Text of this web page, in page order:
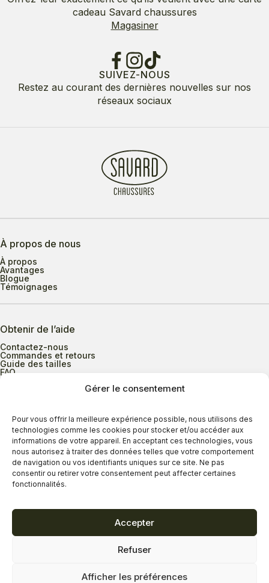
Gérer le consentement
Pour vous offrir la meilleure expérience possible, nous utilisons des
technologies comme les cookies pour stocker et/ou accéder aux
informations de votre appareil. En acceptant ces technologies, vous
nous autorisez à traiter des données telles que votre comportement
de navigation ou vos identifiants uniques sur ce site. Ne pas
consentir ou retirer votre consentement peut affecter certaines
fonctionnalités.
Accepter
Refuser
Afficher les préférences
cadeau Savard chaussures
Magasiner
SUIVEZ-NOUS
Restez au courant des dernières nouvelles sur nos
réseaux sociaux
À propos de nous
À propos
Avantages
Blogue
Témoignages
Obtenir de l’aide
Contactez-nous
Commandes et retours
Guide des tailles
FAQ
Heures d’ouverture
Lundi au mercredi
9h00 à 17h30
Jeudi
9h00 à 20h00
Vendredi
9h00 à 18h00
Dimanche
11h00 à 16h30